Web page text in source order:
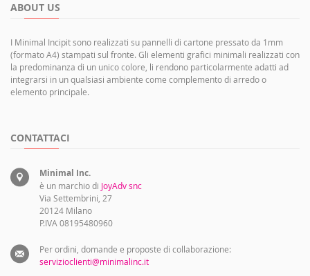
ABOUT US
I Minimal Incipit sono realizzati su pannelli di cartone pressato da 1mm
(formato A4) stampati sul fronte. Gli elementi grafici minimali realizzati con
la predominanza di un unico colore, li rendono particolarmente adatti ad
integrarsi in un qualsiasi ambiente come complemento di arredo o
elemento principale.
CONTATTACI
Minimal Inc.
è un marchio di JoyAdv snc
Via Settembrini, 27
20124 Milano
P.IVA 08195480960
Per ordini, domande e proposte di collaborazione:
servizioclienti@minimalinc.it